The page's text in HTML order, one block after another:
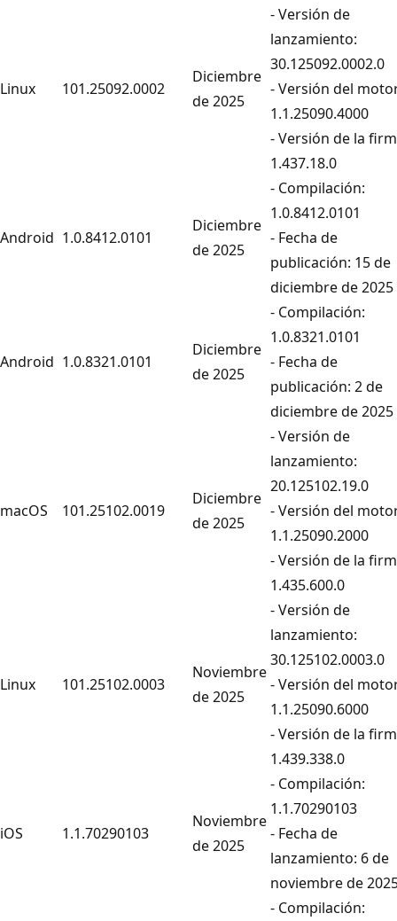
Linux 101.25092.0002
Diciembre
de 2025
- Versión de
lanzamiento:
30.125092.0002.0
- Versión del
1.1.25090.4000
- Versión de la
1.437.18.0
Android 1.0.8412.0101
Diciembre
de 2025
- Compilación:
1.0.8412.0101
- Fecha de
publicación: 15 de
diciembre de 2025
Android 1.0.8321.0101
Diciembre
de 2025
- Compilación:
1.0.8321.0101
- Fecha de
publicación: 2 de
diciembre de 2025
macOS 101.25102.0019
Diciembre
de 2025
- Versión de
lanzamiento:
20.125102.19.0
- Versión del
1.1.25090.2000
- Versión de la
1.435.600.0
Linux 101.25102.0003
Noviembre
de 2025
- Versión de
lanzamiento:
30.125102.0003.0
- Versión del
1.1.25090.6000
- Versión de la
1.439.338.0
iOS 1.1.70290103
Noviembre
de 2025
- Compilación:
1.1.70290103
- Fecha de
lanzamiento: 6 de
noviembre de
- Compilación: